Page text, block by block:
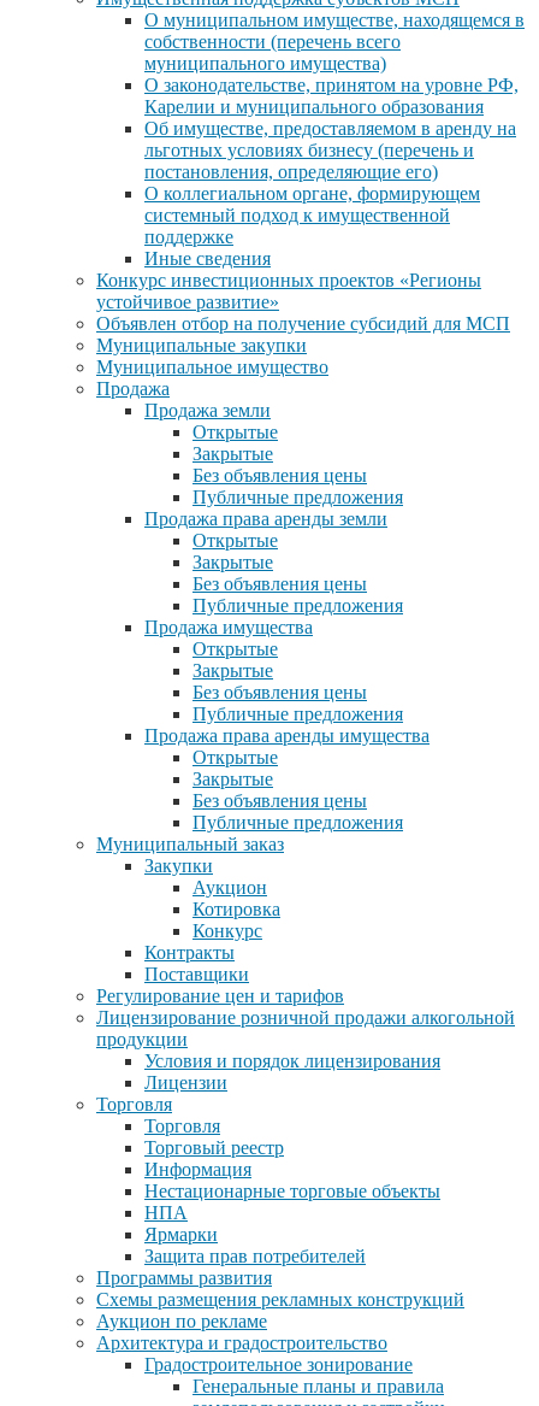
О муниципальном имуществе, находящемся в
собственности (перечень всего
муниципального имущества)
О законодательстве, принятом на уровне РФ,
Карелии и муниципального образования
Об имуществе, предоставляемом в аренду на
льготных условиях бизнесу (перечень и
постановления, определяющие его)
О коллегиальном органе, формирующем
системный подход к имущественной
поддержке
Иные сведения
Конкурс инвестиционных проектов «Регионы
устойчивое развитие»
Объявлен отбор на получение субсидий для МСП
Муниципальные закупки
Муниципальное имущество
Продажа
Продажа земли
Открытые
Закрытые
Без объявления цены
Публичные предложения
Продажа права аренды земли
Открытые
Закрытые
Без объявления цены
Публичные предложения
Продажа имущества
Открытые
Закрытые
Без объявления цены
Публичные предложения
Продажа права аренды имущества
Открытые
Закрытые
Без объявления цены
Публичные предложения
Муниципальный заказ
Закупки
Аукцион
Котировка
Конкурс
Контракты
Поставщики
Регулирование цен и тарифов
Лицензирование розничной продажи алкогольной
продукции
Условия и порядок лицензирования
Лицензии
Торговля
Торговля
Торговый реестр
Информация
Нестационарные торговые объекты
НПА
Ярмарки
Защита прав потребителей
Программы развития
Схемы размещения рекламных конструкций
Аукцион по рекламе
Архитектура и градостроительство
Градостроительное зонирование
Генеральные планы и правила